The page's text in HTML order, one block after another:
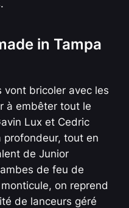
in Tampa
vont bricoler avec les
à embêter tout le
Lux et Cedric
profondeur, tout en
de Junior
de feu de
on reprend
de lanceurs géré